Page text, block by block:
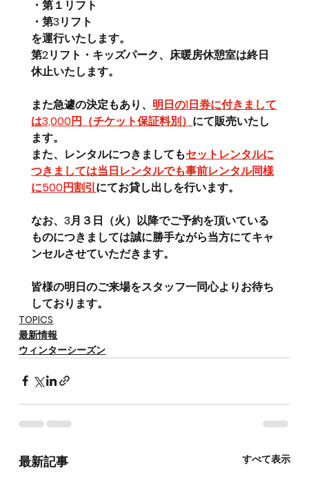
・第１リフト
・第3リフト
を運行いたします。
第2リフト・キッズパーク、床暖房休憩室は終日
休止いたします。
また急遽の決定もあり、 明日の1日券に付きまして
は3,000円（チケット保証料別） にて販売いたし
ます。
また、レンタルにつきましてもセットレンタルに
つきましては当日レンタルでも事前レンタル同様
に500円割引にてお貸し出しを行います。
なお、3月３日（火）以降でご予約を頂いている
ものにつきましては誠に勝手ながら当方にてキャ
ンセルさせていただきます。
皆様の明日のご来場をスタッフ一同心よりお待ち
しております。
TOPICS
最新情報
ウィンターシーズン
最新記事 すべて表示